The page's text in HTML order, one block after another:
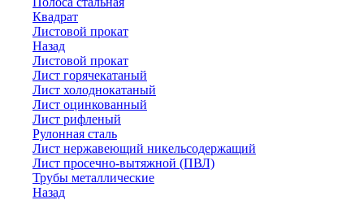
Квадрат
Листовой прокат
Назад
Листовой прокат
Лист горячекатаный
Лист холоднокатаный
Лист оцинкованный
Лист рифленый
Рулонная сталь
Лист нержавеющий никельсодержащий
Лист просечно-вытяжной (ПВЛ)
Трубы металлические
Назад